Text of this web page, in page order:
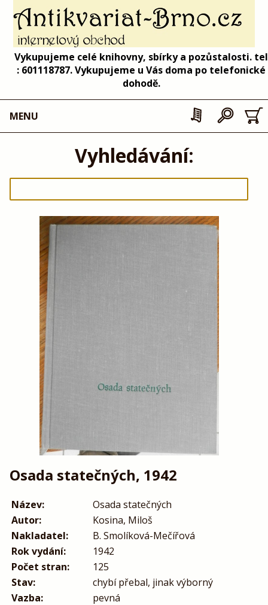
Vykupujeme celé knihovny, sbírky a pozůstalosti. tel
: 601118787. Vykupujeme u Vás doma po telefonické
dohodě.
MENU
Vyhledávání:
Osada statečných, 1942
Název:
Osada statečných
Autor:
Kosina, Miloš
Nakladatel:
B. Smolíková-Mečířová
Rok vydání:
1942
Počet stran:
125
Stav:
chybí přebal, jinak výborný
Vazba:
pevná